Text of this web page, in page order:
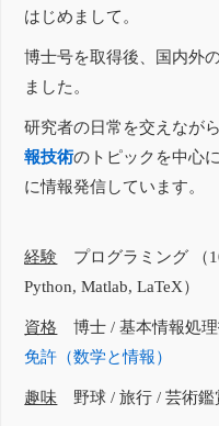
はじめまして。
博士号を取得後、国内外
ました。
研究者の日常を交えなが
報技術のトピックを中心
に情報発信しています。
経験 プログラミング （
Python, Matlab, LaTeX）
資格 博士 / 基本情報処
免許（数学と情報）
趣味 野球 / 旅行 / 芸術鑑